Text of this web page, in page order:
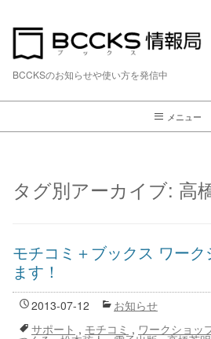
BCCKSのお知らせや使い方を発信中
メニュー
タグ別アーカイブ: 高
モチコミ＋ブックス ワー
ます！
2013-07-12
お知らせ
サポート , モチコミ , ワークショッ